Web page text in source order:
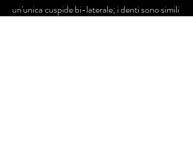
un'unica cuspide bi-laterale; i denti sono simili